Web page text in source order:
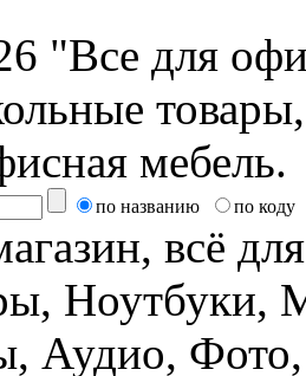
"Все для
мебель.
по названию по коду
всё
Ноутбуки,
Аудио,